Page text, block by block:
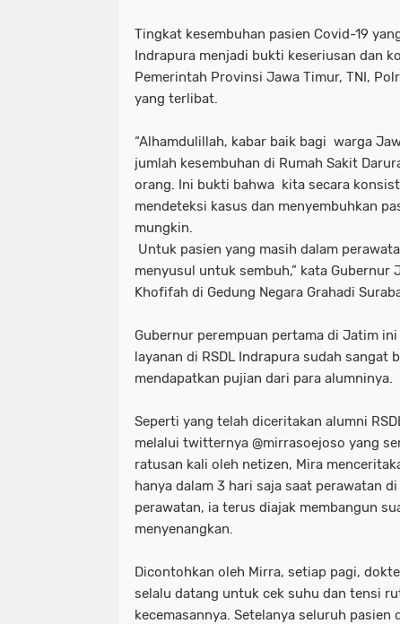
Tingkat kesembuhan pasien Covid-19
Indrapura menjadi bukti keseriusan dan
Pemerintah Provinsi Jawa Timur, TNI,
yang terlibat.
“Alhamdulillah, kabar baik bagi warga
jumlah kesembuhan di Rumah Sakit
orang. Ini bukti bahwa kita secara
mendeteksi kasus dan menyembuhkan
mungkin.
Untuk pasien yang masih dalam
menyusul untuk sembuh,” kata Gubernur
Khofifah di Gedung Negara Grahadi
Gubernur perempuan pertama di Jatim
layanan di RSDL Indrapura sudah sangat
mendapatkan pujian dari para alumninya.
Seperti yang telah diceritakan alumni
melalui twitternya @mirrasoejoso yang
ratusan kali oleh netizen, Mira
hanya dalam 3 hari saja saat perawatan
perawatan, ia terus diajak membangun
menyenangkan.
Dicontohkan oleh Mirra, setiap pagi,
selalu datang untuk cek suhu dan tensi
kecemasannya. Setelanya seluruh